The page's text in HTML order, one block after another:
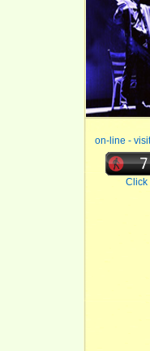
on-line -
Click